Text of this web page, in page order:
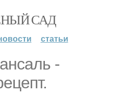
САД
статьи
-